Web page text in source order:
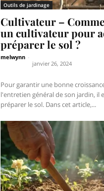
Outils de jardinage
Cultivateur –
un cultivateur pour
préparer le sol ?
melwynn
janvier 26, 2024
Pour garantir une bonne
l'entretien général de son jardin, il
préparer le sol. Dans cet article,...